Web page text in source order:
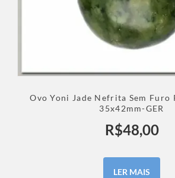
Ovo Yoni Jade Nefrita Sem Furo
35x42mm-GER
R$48,00
LER MAIS